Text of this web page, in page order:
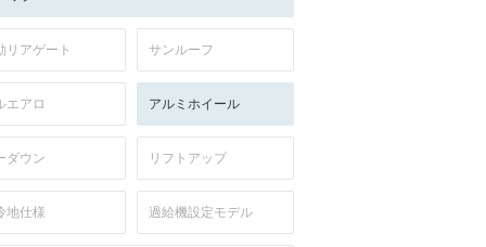
リアゲート サンルーフ
エアロ アルミホイール
ダウン リフトアップ
地仕様 過給機設定モデル